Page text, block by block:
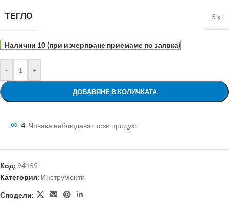
ТЕГЛО 5 кг
Налични 10 (при изчерпване приемаме по заявка)
- +
ДОБАВЯНЕ В КОЛИЧКАТА
4 Човека наблюдават този продукт
Код: 94159
Категория: Инструменти
Сподели: